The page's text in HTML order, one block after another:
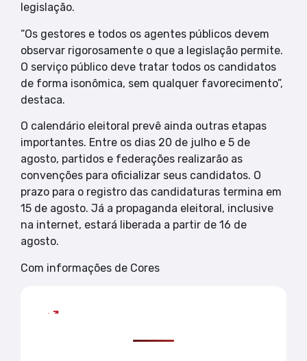
legislação.
“Os gestores e todos os agentes públicos devem
observar rigorosamente o que a legislação permite.
O serviço público deve tratar todos os candidatos
de forma isonômica, sem qualquer favorecimento”,
destaca.
O calendário eleitoral prevê ainda outras etapas
importantes. Entre os dias 20 de julho e 5 de
agosto, partidos e federações realizarão as
convenções para oficializar seus candidatos. O
prazo para o registro das candidaturas termina em
15 de agosto. Já a propaganda eleitoral, inclusive
na internet, estará liberada a partir de 16 de
agosto.
Com informações de Cores